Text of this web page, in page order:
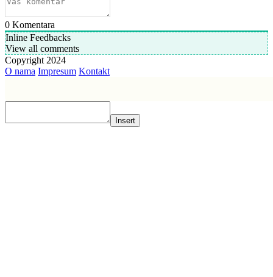
0 Komentara
Inline Feedbacks
View all comments
Copyright 2024
O nama Impresum Kontakt
Insert